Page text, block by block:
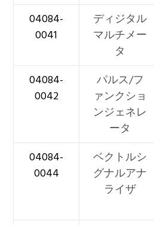
04084-
0041
ディジタル
マルチメー
タ
04084-
0042
パルス/フ
ァンクショ
ンジェネレ
ータ
04084-
0044
ベクトルシ
グナルアナ
ライザ